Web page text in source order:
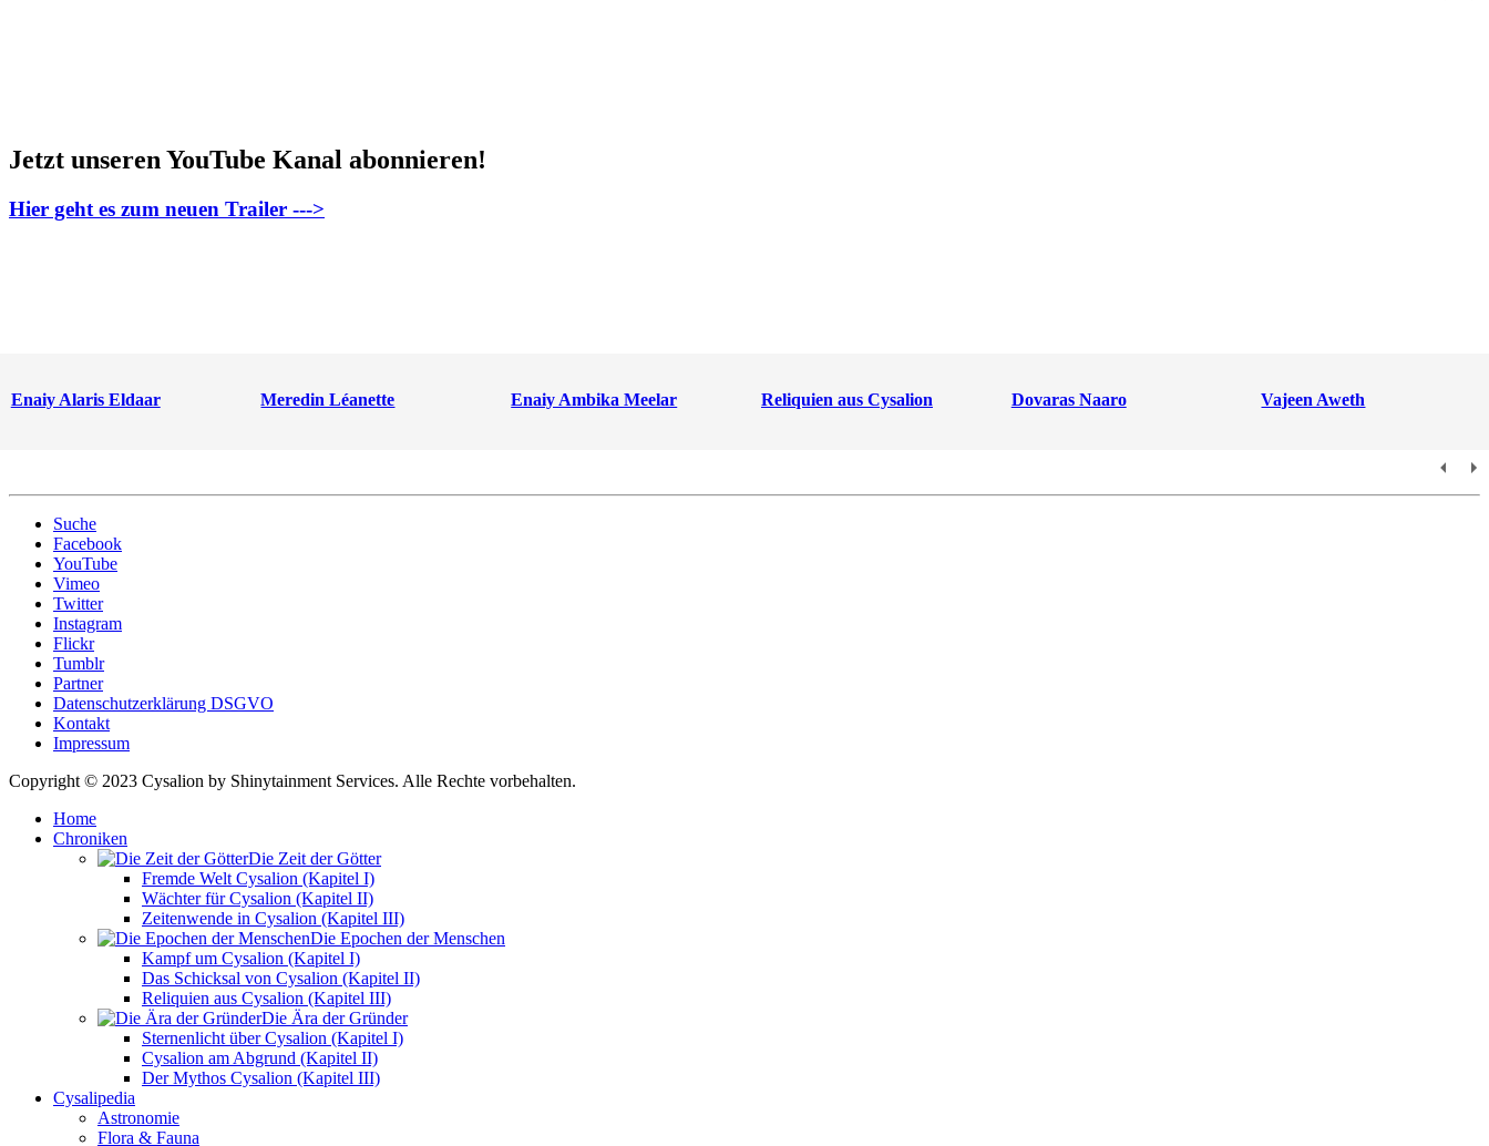
Jetzt unseren YouTube Kanal abonnieren!
Hier geht es zum neuen Trailer --->
Enaiy Alaris Eldaar Meredin Léanette Enaiy Ambika Meelar Reliquien aus Cysalion Dovaras Naaro Vajeen Aweth
Suche
Facebook
YouTube
Vimeo
Twitter
Instagram
Flickr
Tumblr
Partner
Datenschutzerklärung DSGVO
Kontakt
Impressum
Copyright © 2023 Cysalion by Shinytainment Services. Alle Rechte vorbehalten.
Home
Chroniken
Die Zeit der Götter
Fremde Welt Cysalion (Kapitel I)
Wächter für Cysalion (Kapitel II)
Zeitenwende in Cysalion (Kapitel III)
Die Epochen der Menschen
Kampf um Cysalion (Kapitel I)
Das Schicksal von Cysalion (Kapitel II)
Reliquien aus Cysalion (Kapitel III)
Die Ära der Gründer
Sternenlicht über Cysalion (Kapitel I)
Cysalion am Abgrund (Kapitel II)
Der Mythos Cysalion (Kapitel III)
Cysalipedia
Astronomie
Flora & Fauna